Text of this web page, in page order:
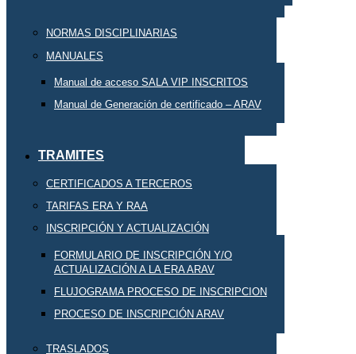
NORMAS DISCIPLINARIAS
MANUALES
Manual de acceso SALA VIP INSCRITOS
Manual de Generación de certificado – ARAV
TRAMITES
CERTIFICADOS A TERCEROS
TARIFAS ERA Y RAA
INSCRIPCIÓN Y ACTUALIZACIÓN
FORMULARIO DE INSCRIPCIÓN Y/O
ACTUALIZACIÓN A LA ERA ARAV
FLUJOGRAMA PROCESO DE INSCRIPCION
PROCESO DE INSCRIPCIÓN ARAV
TRASLADOS